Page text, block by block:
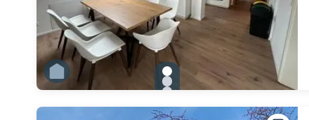
gallery.slide_selector
Zu Slide 1 wechseln
Zu Slide 2 wechseln
Zu Slide 4 wechseln